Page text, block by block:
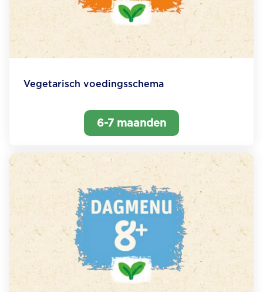
Vegetarisch voedingsschema
6-7 maanden